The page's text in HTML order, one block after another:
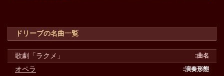
ドリーブの名曲一覧
歌劇「ラクメ」
オペラ